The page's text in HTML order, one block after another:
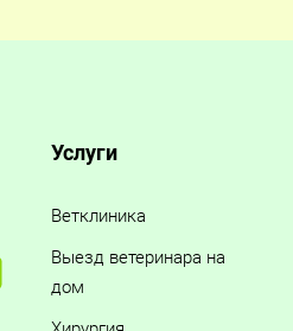
Услуги
Ветклиника
Выезд ветеринара на
дом